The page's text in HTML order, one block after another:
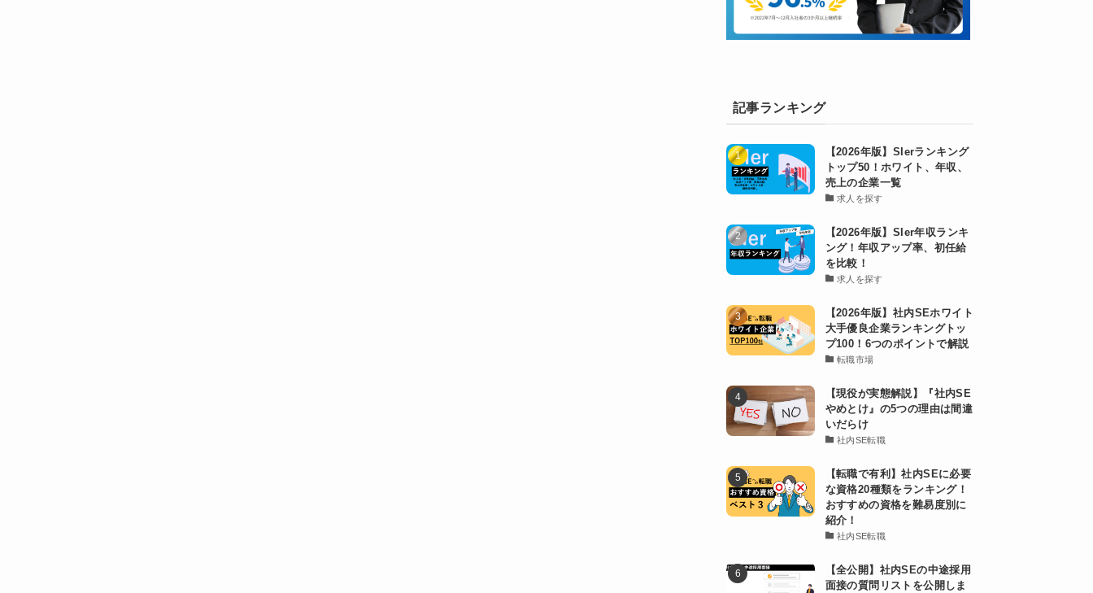
記事ランキング
【2026年版】SIerランキング
トップ50！ホワイト、年収、
売上の企業一覧
求人を探す
【2026年版】SIer年収ランキ
ング！年収アップ率、初任給
を比較！
求人を探す
【2026年版】社内SEホワイト
大手優良企業ランキングトッ
プ100！6つのポイントで解説
転職市場
【現役が実態解説】『社内SE
やめとけ』の5つの理由は間違
いだらけ
社内SE転職
【転職で有利】社内SEに必要
な資格20種類をランキング！
おすすめの資格を難易度別に
紹介！
社内SE転職
【全公開】社内SEの中途採用
面接の質問リストを公開しま